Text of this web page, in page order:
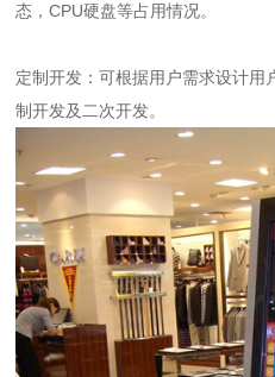
态，CPU硬盘等占用情况。
定制开发：可根据用户需求设计用
制开发及二次开发。